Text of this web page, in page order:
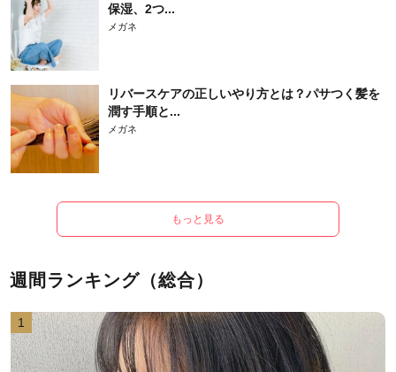
保湿、2つ...
メガネ
リバースケアの正しいやり方とは？パサつく髪を
潤す手順と...
メガネ
もっと見る
週間ランキング（総合）
1